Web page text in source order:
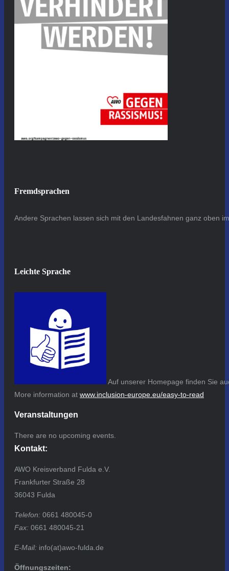
Fremdsprachen
Andere Sprachen lassen sich mit den Landesfahnen ganz oben
Leichte Sprache
Auf unserer Homepage finden Sie
More information at www.inclusion-europe.eu/easy-to-read
Veranstaltungen
There are no upcoming events.
Kontakt:
AWO Kreisverband Fulda e.V.
Frankfurter Straße 28
36043 Fulda
Telefon: 0661 480045-0
Fax: 0661 480045-21
E-Mail: info(at)awo-fulda.de
Öffnungszeiten: